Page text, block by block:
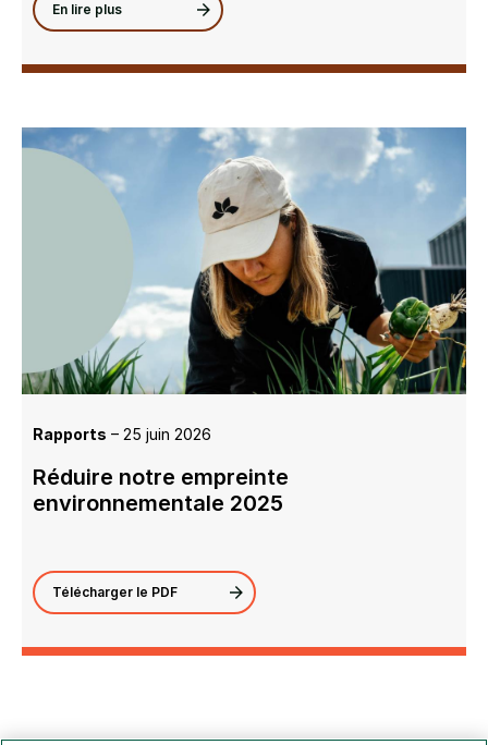
En lire plus
Rapports – 25 juin 2026
Réduire notre empreinte
environnementale 2025
Télécharger le PDF